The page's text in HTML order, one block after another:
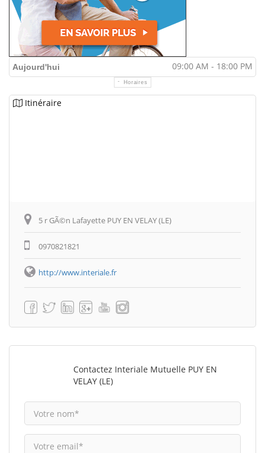
Aujourd'hui 09:00 AM - 18:00 PM
Horaires
Itinéraire
5 r GÃ©n Lafayette PUY EN VELAY (LE)
0970821821
http://www.interiale.fr
Contactez Interiale Mutuelle PUY EN
VELAY (LE)